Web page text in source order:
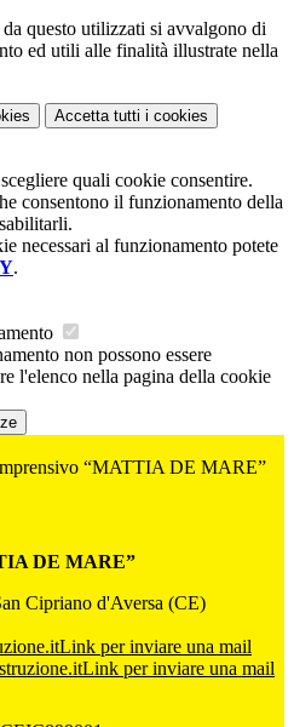
questo utilizzati si avvalgono di
ed utili alle finalità illustrate nella
Accetta tutti i cookies
quali cookie consentire.
consentono il funzionamento della
necessari al funzionamento potete
.
non possono essere
l'elenco nella pagina della cookie
“MATTIA DE MARE”
DE MARE”
Cipriano d'Aversa (CE)
Link per inviare una mail
Link per inviare una mail